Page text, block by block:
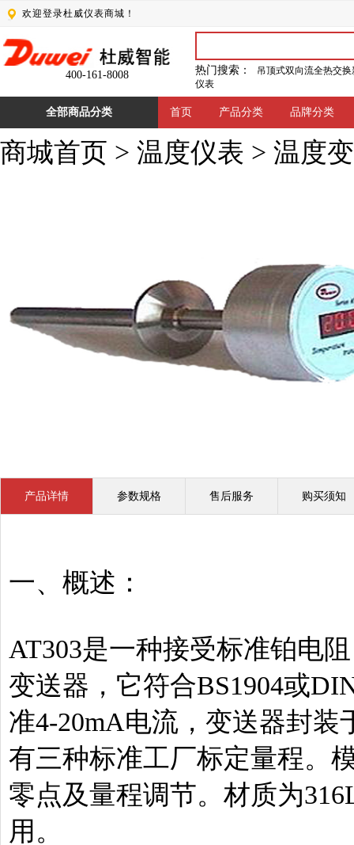
欢迎登录杜威仪表商城！
400-161-8008 热门搜索：
吊顶式双向流全热交
仪表
全部商品分类 首页 产品分类 品牌分类
商城首页 > 温度仪表 > 温度
产品详情 参数规格 售后服务 购买须知
一、概述：
AT303是一种接受标准铂电
变送器，它符合BS1904或
准4-20mA电流，变送器封
有三种标准工厂标定量程。
零点及量程调节。材质为
用。